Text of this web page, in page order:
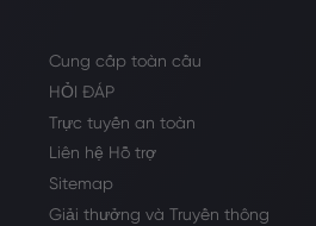
Cung cấp toàn cầu
HỎI ĐÁP
Trực tuyến an toàn
Liên hệ Hỗ trợ
Sitemap
Giải thưởng và Truyền thông